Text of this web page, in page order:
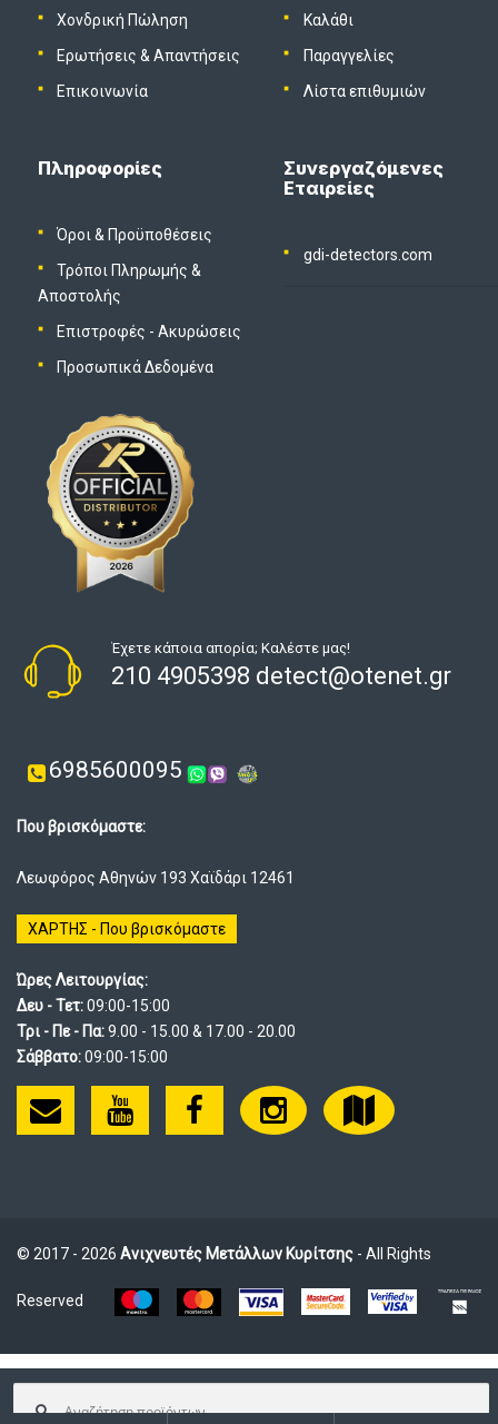
Χονδρική Πώληση
Ερωτήσεις & Απαντήσεις
Επικοινωνία
Καλάθι
Παραγγελίες
Λίστα επιθυμιών
Πληροφορίες
Όροι & Προϋποθέσεις
Τρόποι Πληρωμής &
Αποστολής
Επιστροφές - Ακυρώσεις
Προσωπικά Δεδομένα
Συνεργαζόμενες
Εταιρείες
gdi-detectors.com
Έχετε κάποια απορία; Καλέστε μας!
210 4905398 detect@otenet.gr
6985600095
Που βρισκόμαστε:
Λεωφόρος Αθηνών 193 Χαϊδάρι 12461
ΧΑΡΤΗΣ - Που βρισκόμαστε
Ώρες Λειτουργίας:
Δευ - Τετ:09:00-15:00
Τρι - Πε - Πα:9.00 - 15.00 & 17.00 - 20.00
Σάββατο:09:00-15:00
© 2017 - 2026 Ανιχνευτές Μετάλλων Κυρίτσης - All Rights
Reserved
Αναζήτηση